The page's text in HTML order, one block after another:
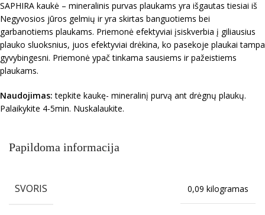
SAPHIRA kaukė – mineralinis purvas plaukams yra išgautas tiesiai iš
Negyvosios jūros gelmių ir yra skirtas banguotiems bei
garbanotiems plaukams. Priemonė efektyviai įsiskverbia į giliausius
plauko sluoksnius, juos efektyviai drėkina, ko pasekoje plaukai tampa
gyvybingesni. Priemonė ypač tinkama sausiems ir pažeistiems
plaukams.
Naudojimas: tepkite kaukę- mineralinį purvą ant drėgnų plaukų.
Palaikykite 4-5min. Nuskalaukite.
Papildoma informacija
SVORIS 0,09 kilogramas